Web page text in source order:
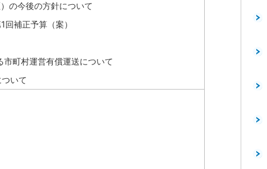
の今後の方針について
補正予算（案）
市町村運営有償運送について
いて